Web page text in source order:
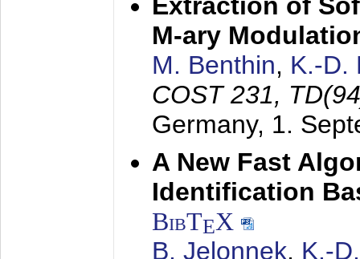
M-ary
M. Benthin, K.-D.
COST 231,
Germany, 1.
A New Fast
Identification
BibTEX
B. Jelonnek, K.-